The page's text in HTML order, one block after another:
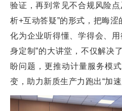
验证，再到常见不合规风险
析+互动答疑”的形式，把晦涩
化为企业听得懂、学得会、
身定制”的大讲堂，不仅解决
盼问题，更推动计量服务模
变，助力新质生产力跑出“加速